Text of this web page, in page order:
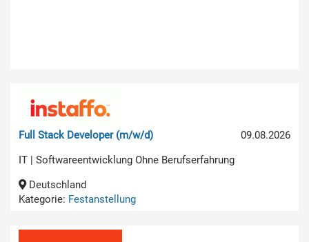
09.08.2026
Full Stack Developer (m/w/d)
IT | Softwareentwicklung Ohne Berufserfahrung
Deutschland
Kategorie: Festanstellung